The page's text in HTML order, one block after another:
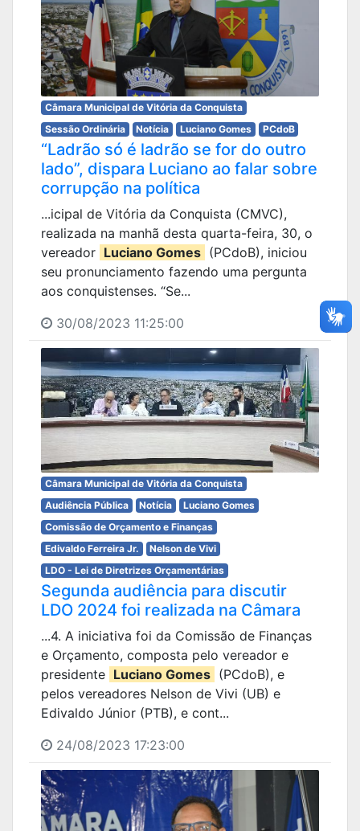
Câmara Municipal de Vitória da Conquista
Sessão Ordinária
Notícia Luciano Gomes PCdoB
“Ladrão só é ladrão se for do outro
lado”, dispara Luciano ao falar sobre
corrupção na política
...icipal de Vitória da Conquista (CMVC),
realizada na manhã desta quarta-feira, 30, o
vereador Luciano Gomes (PCdoB), iniciou
seu pronunciamento fazendo uma pergunta
aos conquistenses. “Se...
30/08/2023 11:25:00
Câmara Municipal de Vitória da Conquista
Audiência Pública
Notícia
Luciano Gomes
Comissão de Orçamento e Finanças
Edivaldo Ferreira Jr.
Nelson de Vivi
LDO - Lei de Diretrizes Orçamentárias
Segunda audiência para discutir
LDO 2024 foi realizada na Câmara
...4. A iniciativa foi da Comissão de Finanças
e Orçamento, composta pelo vereador e
presidente Luciano Gomes (PCdoB), e
pelos vereadores Nelson de Vivi (UB) e
Edivaldo Júnior (PTB), e cont...
24/08/2023 17:23:00